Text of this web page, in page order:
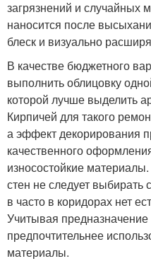
загрязнений и случайных
наносится после
блеск и визуально
В качестве бюджетного
выполнить облицовку
которой лучше выделить
Кирпичей для такого
а эффект декорирования
качественного
износостойкие
стен не следует
в часто в коридорах нет
Учитывая
предпочтительнее
материалы.